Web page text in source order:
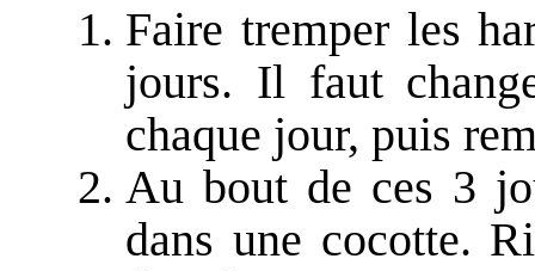
Faire tremper les
jours. Il faut
chaque jour, puis
Au bout de ces 3
dans une cocotte.